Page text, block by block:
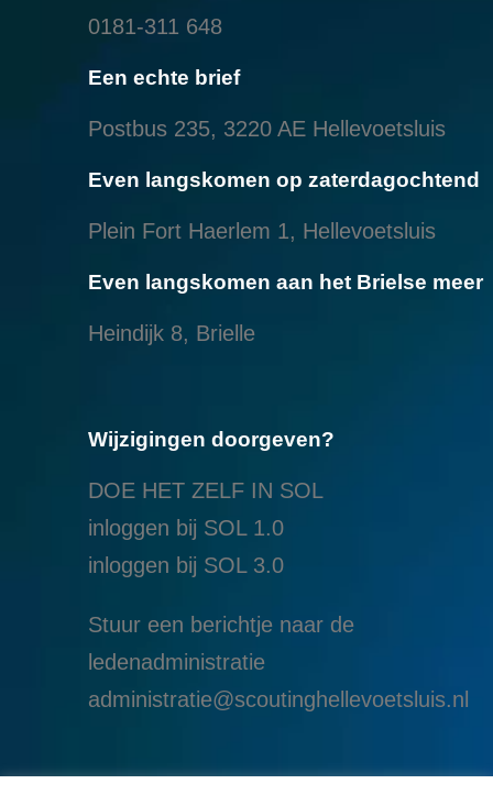
0181-311 648
Een echte brief
Postbus 235, 3220 AE Hellevoetsluis
Even langskomen op zaterdagochtend
Plein Fort Haerlem 1, Hellevoetsluis
Even langskomen aan het Brielse meer
Heindijk 8, Brielle
Wijzigingen doorgeven?
DOE HET ZELF IN SOL
inloggen bij SOL 1.0
inloggen bij SOL 3.0
Stuur een berichtje naar de
ledenadministratie
administratie@scoutinghellevoetsluis.nl